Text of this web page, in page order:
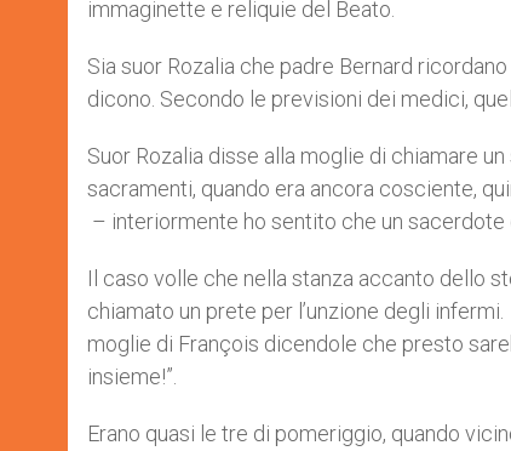
immaginette e reliquie del Beato.
Sia suor Rozalia che padre Bernard
dicono. Secondo le previsioni dei medici,
Suor Rozalia disse alla moglie di chiamare
sacramenti, quando era ancora cosciente,
– interiormente ho sentito che un sacerdote
Il caso volle che nella stanza accanto dello
chiamato un prete per l’unzione degli
moglie di François dicendole che presto
insieme!”.
Erano quasi le tre di pomeriggio, quando